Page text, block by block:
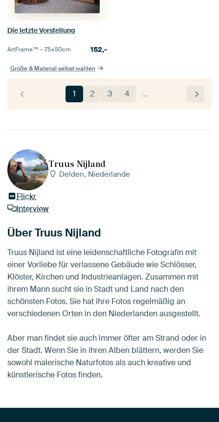
Die letzte Vorstellung
ArtFrame™ –75×50cm 152,-
Größe & Material selbst wählen
1 2 3 4 …
Truus Nijland
Delden, Niederlande
Flickr
Interview
Über Truus Nijland
Truus Nijland ist eine leidenschaftliche Fotografin mit
einer Vorliebe für verlassene Gebäude wie Schlösser,
Klöster, Kirchen und Industrieanlagen. Zusammen mit
ihrem Mann sucht sie in Stadt und Land nach den
schönsten Fotos. Sie hat ihre Fotos regelmäßig an
verschiedenen Orten in den Niederlanden ausgestellt.
Aber man findet sie auch immer öfter am Strand oder in
der Stadt. Wenn Sie in ihren Alben blättern, werden Sie
sowohl malerische Naturfotos als auch kreative und
künstlerische Fotos finden.